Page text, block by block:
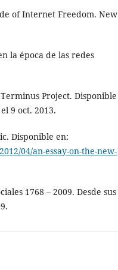
of Internet Freedom. New
la época de las redes
Project. Disponible
9 oct. 2013.
Disponible en:
04/an-essay-on-the-new-
1768 – 2009. Desde sus